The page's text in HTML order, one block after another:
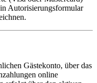
Autorisierungsformular
Gästekonto, über das
online